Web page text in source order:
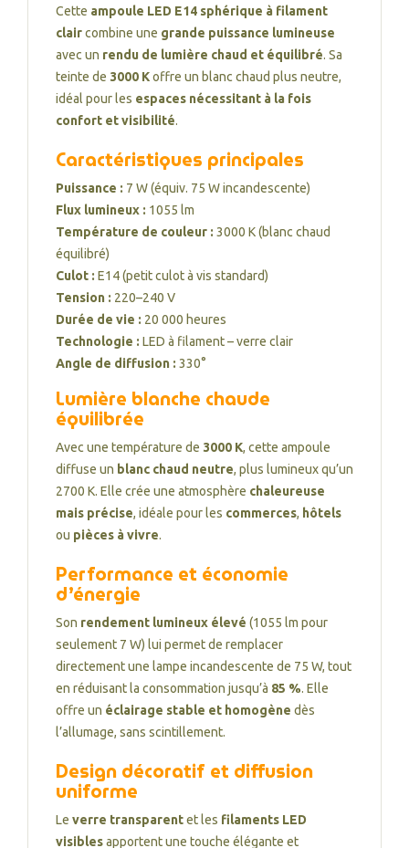
Cette ampoule LED E14 sphérique à filament
claircombine une grande puissance lumineuse
avec un rendu de lumière chaud et équilibré. Sa
teinte de 3000 Koffre un blanc chaud plus neutre,
idéal pour les espaces nécessitant à la fois
confort et visibilité.
Caractéristiques principales
Puissance : 7 W (équiv. 75 W incandescente)
Flux lumineux : 1055 lm
Température de couleur : 3000 K (blanc chaud
équilibré)
Culot : E14 (petit culot à vis standard)
Tension : 220–240 V
Durée de vie : 20 000 heures
Technologie : LED à filament – verre clair
Angle de diffusion : 330°
Lumière blanche chaude
équilibrée
Avec une température de 3000 K, cette ampoule
diffuse un blanc chaud neutre, plus lumineux qu’un
2700 K. Elle crée une atmosphère chaleureuse
mais précise, idéale pour les commerces, hôtels
ou pièces à vivre.
Performance et économie
d’énergie
Son rendement lumineux élevé (1055 lm pour
seulement 7 W) lui permet de remplacer
directement une lampe incandescente de 75 W, tout
en réduisant la consommation jusqu’à 85 %. Elle
offre un éclairage stable et homogène dès
l’allumage, sans scintillement.
Design décoratif et diffusion
uniforme
Le verre transparentet les filaments LED
visiblesapportent une touche élégante et